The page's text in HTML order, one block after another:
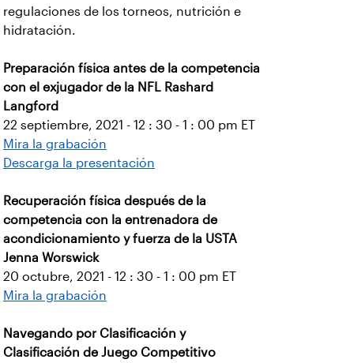
regulaciones de los torneos, nutrición e
hidratación.
Preparación física antes de la competencia
con el exjugador de la NFL Rashard
Langford
22 septiembre, 2021 - 12 : 30 - 1 : 00 pm ET
Mira la grabación
Descarga la presentación
Recuperación física después de la
competencia con la entrenadora de
acondicionamiento y fuerza de la USTA
Jenna Worswick
20 octubre, 2021 - 12 : 30 - 1 : 00 pm ET
Mira la grabación
Navegando por Clasificación y
Clasificación de Juego Competitivo